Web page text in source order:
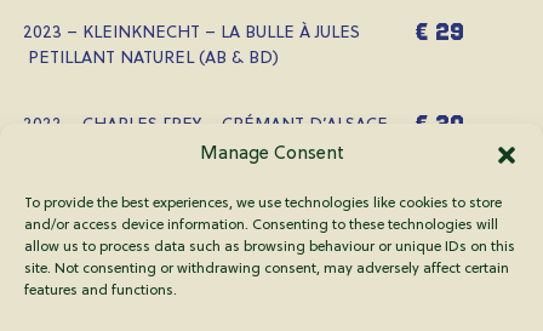
Manage Consent
To provide the best experiences, we use technologies like cookies to store
and/or access device information. Consenting to these technologies will
allow us to process data such as browsing behaviour or unique IDs on this
site. Not consenting or withdrawing consent, may adversely affect certain
features and functions.
2023 – KLEINKNECHT – LA BULLE À JULES
PETILLANT NATUREL (AB & BD)
€ 29
2022 – CHARLES FREY – CRÉMANT D’ALSACE
€ 30
2019/2020 – KLEINKNECHT – CRÉMANT
D’ALSACE BRUT (AB & BD)
Chardonnay, Auxerrois & Pinot Gris
€ 32